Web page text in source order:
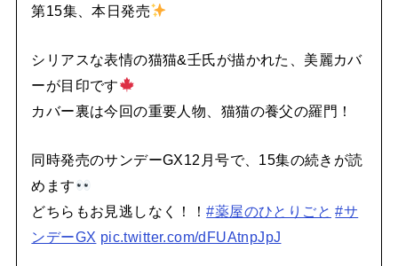
第15集、本日発売
シリアスな表情の猫猫&壬氏が描かれた、美麗カバ
ーが目印です
カバー裏は今回の重要人物、猫猫の養父の羅門！
同時発売のサンデーGX12月号で、15集の続きが読
めます
どちらもお見逃しなく！！#薬屋のひとりごと #サ
ンデーGX pic.twitter.com/dFUAtnpJpJ